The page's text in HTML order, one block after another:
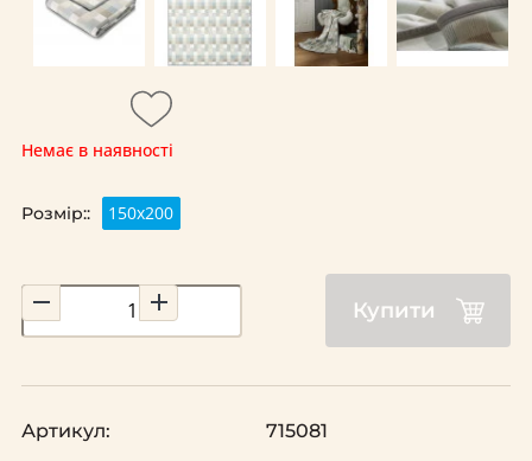
Немає в наявності
Розмір:: 150х200
Купити
Артикул: 715081